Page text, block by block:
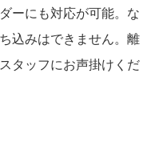
ーにも対応が可能。な
込みはできません。離
タッフにお声掛けくだ